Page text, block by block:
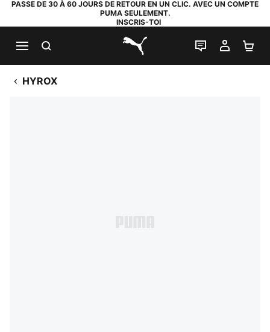
PASSE DE 30 À 60 JOURS DE RETOUR EN UN CLIC. AVEC UN COMPTE
PUMA SEULEMENT.
INSCRIS-TOI
PUMA.com
LIVE CHAT
MON
HYROX